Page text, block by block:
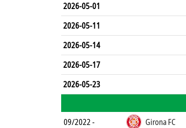
2026-05-01
2026-05-11
2026-05-14
2026-05-17
2026-05-23
09/2022 -
Girona FC